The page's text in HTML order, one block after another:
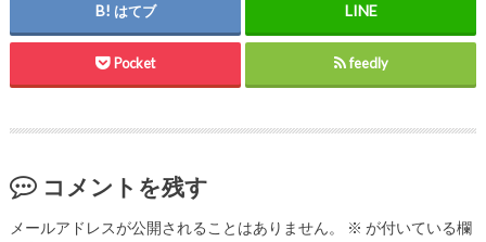
はてブ
Pocket feedly
コメントを残す
メールアドレスが公開されることはありません。 ※ が付いている欄